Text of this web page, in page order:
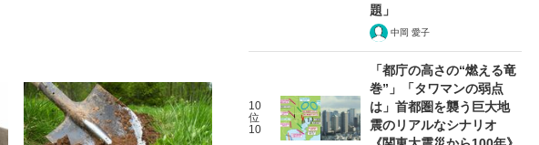
題」
中岡 愛子
10
位
10
「都庁の高さの“燃える竜
巻”」「タワマンの弱点
は」首都圏を襲う巨大地
震のリアルなシナリオ